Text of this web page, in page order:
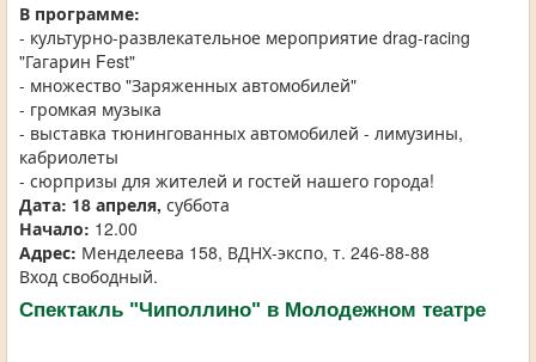
В программе:
- культурно-развлекательное мероприятие drag-racing
"Гагарин Fest"
- множество "Заряженных автомобилей"
- громкая музыка
- выставка тюнингованных автомобилей - лимузины,
кабриолеты
- сюрпризы для жителей и гостей нашего города!
Дата: 18 апреля, суббота
Начало: 12.00
Адрес: Менделеева 158, ВДНХ-экспо, т. 246-88-88
Вход свободный.
Спектакль "Чиполлино" в Молодежном театре